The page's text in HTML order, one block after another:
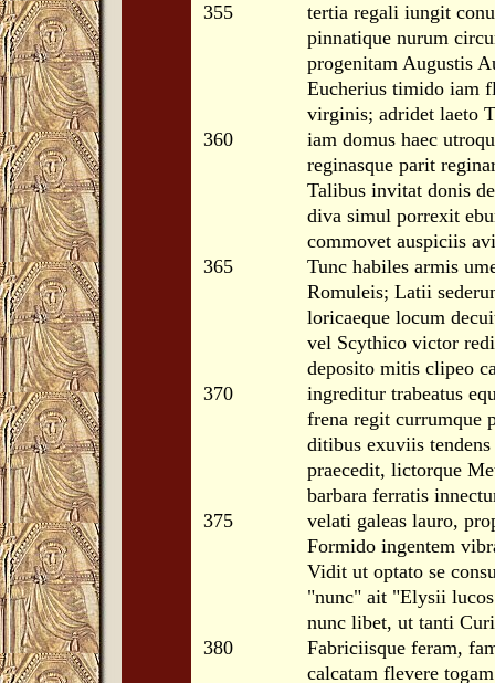
355
tertia regali iungit
pinnatique nurum
progenitam Augustis
Eucherius timido iam
virginis; adridet laeto
360
iam domus haec
reginasque parit
Talibus invitat donis
diva simul porrexit
commovet auspiciis
365
Tunc habiles armis
Romuleis; Latii
loricaeque locum
vel Scythico victor
deposito mitis clipeo
370
ingreditur trabeatus
frena regit currumque
ditibus exuviis
praecedit, lictorque
barbara ferratis
375
velati galeas lauro,
Formido ingentem
Vidit ut optato se
"nunc" ait "Elysii
nunc libet, ut tanti
380
Fabriciisque feram,
calcatam flevere